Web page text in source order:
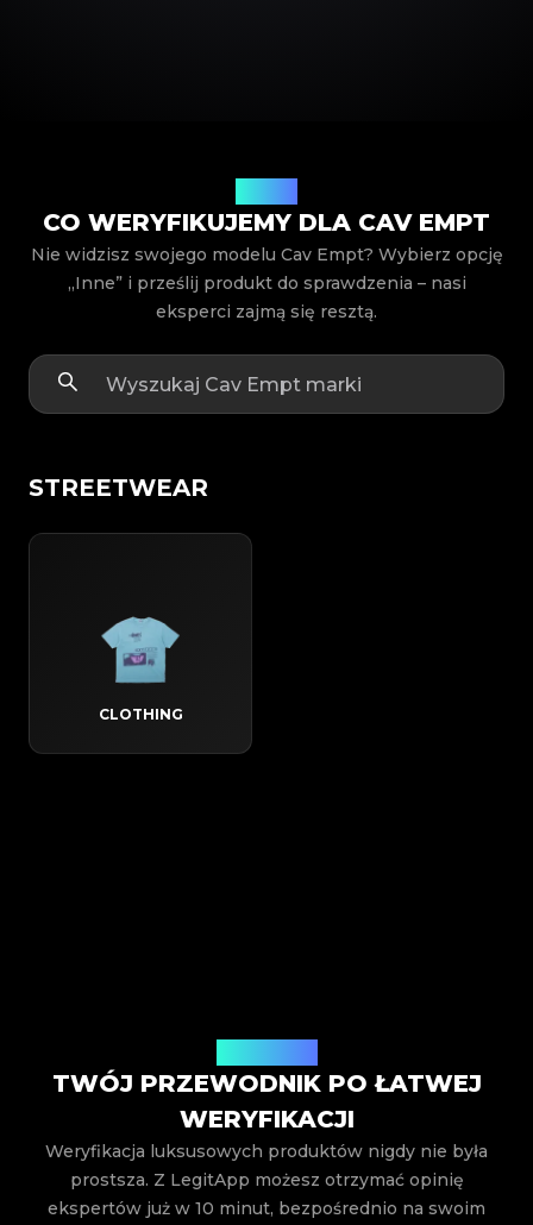
CO WERYFIKUJEMY DLA CAV EMPT
Nie widzisz swojego modelu Cav Empt? Wybierz opcję
„Inne” i prześlij produkt do sprawdzenia – nasi
eksperci zajmą się resztą.
STREETWEAR
CLOTHING
TWÓJ PRZEWODNIK PO ŁATWEJ
WERYFIKACJI
Weryfikacja luksusowych produktów nigdy nie była
prostsza. Z LegitApp możesz otrzymać opinię
ekspertów już w 10 minut, bezpośrednio na swoim